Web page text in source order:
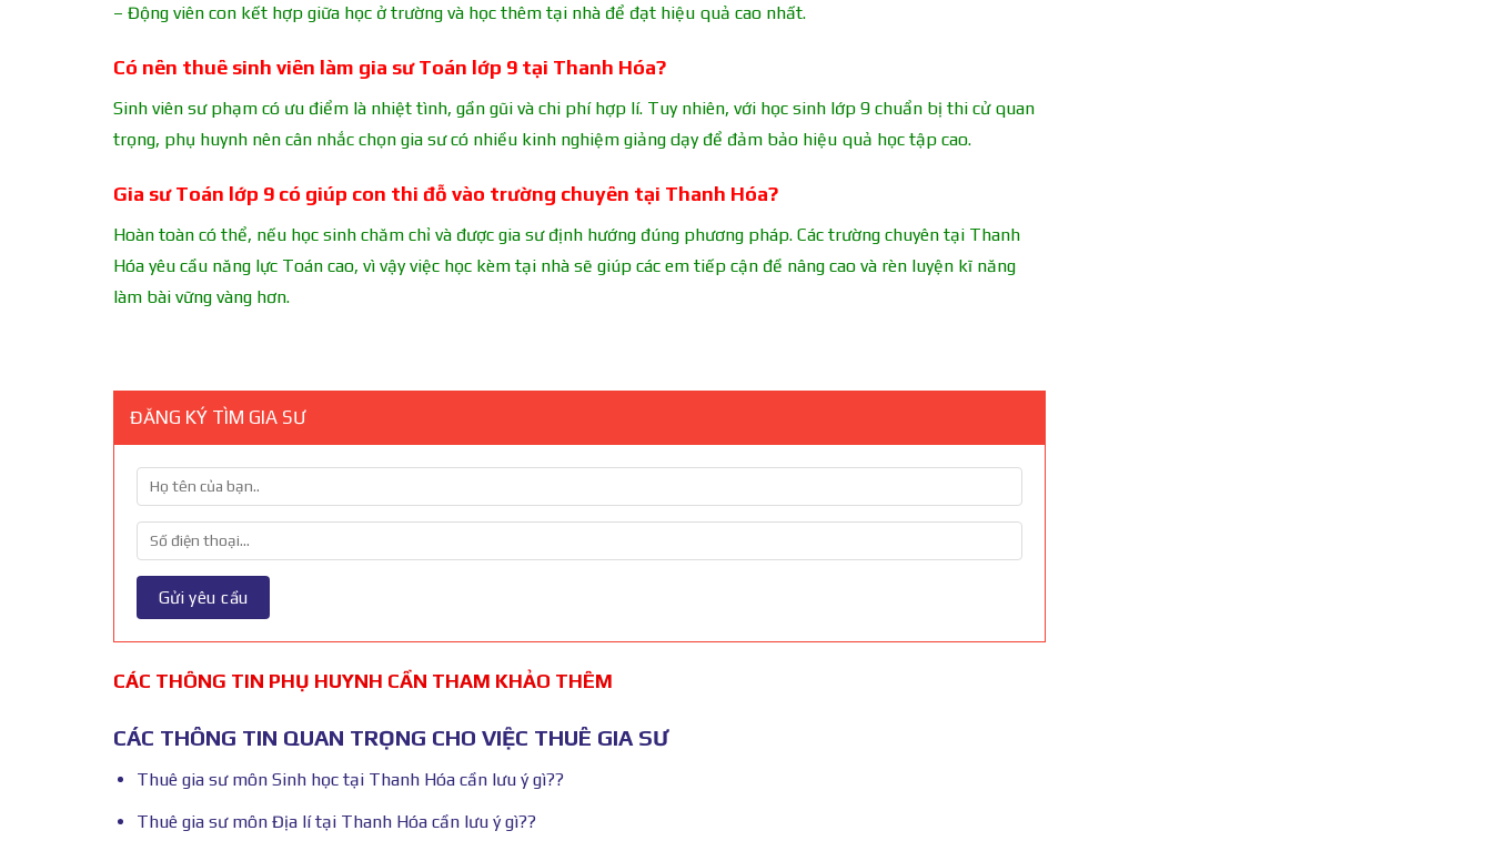
– Động viên con kết hợp giữa học ở trường và học thêm tại nhà để đạt hiệu quả cao nhất.
Có nên thuê sinh viên làm gia sư Toán lớp 9 tại Thanh Hóa?
Sinh viên sư phạm có ưu điểm là nhiệt tình, gần gũi và chi phí hợp lí. Tuy nhiên, với học sinh lớp 9 chuẩn bị thi cử quan
trọng, phụ huynh nên cân nhắc chọn gia sư có nhiều kinh nghiệm giảng dạy để đảm bảo hiệu quả học tập cao.
Gia sư Toán lớp 9 có giúp con thi đỗ vào trường chuyên tại Thanh Hóa?
Hoàn toàn có thể, nếu học sinh chăm chỉ và được gia sư định hướng đúng phương pháp. Các trường chuyên tại Thanh
Hóa yêu cầu năng lực Toán cao, vì vậy việc học kèm tại nhà sẽ giúp các em tiếp cận đề nâng cao và rèn luyện kĩ năng
làm bài vững vàng hơn.
ĐĂNG KÝ TÌM GIA SƯ
CÁC THÔNG TIN PHỤ HUYNH CẦN THAM KHẢO THÊM
CÁC THÔNG TIN QUAN TRỌNG CHO VIỆC THUÊ GIA SƯ
Thuê gia sư môn Sinh học tại Thanh Hóa cần lưu ý gì??
Thuê gia sư môn Địa lí tại Thanh Hóa cần lưu ý gì??